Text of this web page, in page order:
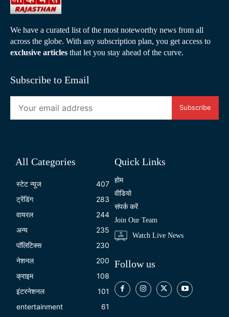
We have a curated list of the most noteworthy news from all
across the globe. With any subscription plan, you get access to
exclusive articles that let you stay ahead of the curve.
Subscribe to Email
Subscribe
All Categories
स्टेट न्यूज
407
ट्रेंडिंग
283
वायरल
244
अन्य
235
पॉलिटिक्स
230
नेशनल
200
क्राइम
108
इंटरनेशनल
101
entertainment
61
Quick Links
होम
वीडियो
संपर्क करें
Join Our Team
Watch Live News
Follow us